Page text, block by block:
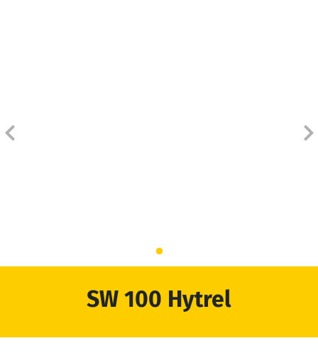
DOWNLOADS
DIMENSIONE SEU ACOPLAMENTO
SW 100 Hytrel